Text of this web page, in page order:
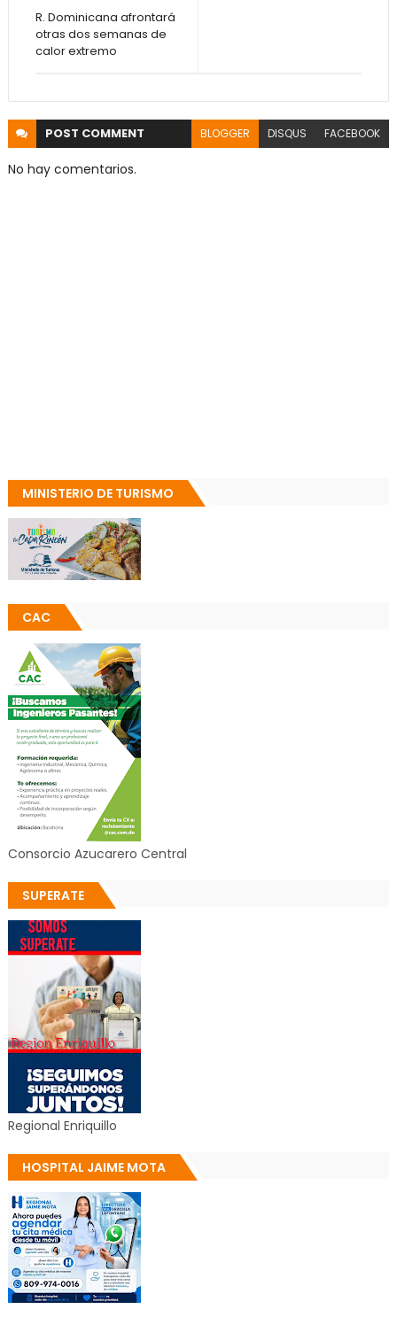
R. Dominicana afrontará
otras dos semanas de
calor extremo
POST COMMENT BLOGGER DISQUS FACEBOOK
No hay comentarios.
MINISTERIO DE TURISMO
CAC
Consorcio Azucarero Central
SUPERATE
Regional Enriquillo
HOSPITAL JAIME MOTA